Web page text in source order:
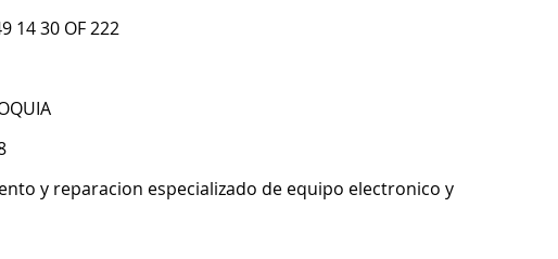
14 30 OF 222
y reparacion especializado de equipo electronico y